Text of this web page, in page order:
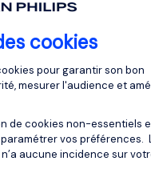
cookies
du
pour garantir son bon
mesurer l'audience et
de cookies non-essentiels
vos préférences.
aucune incidence sur
certains postes.
reste particulièrement
ont déclaré près de4
de près de 19 % sur